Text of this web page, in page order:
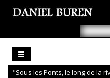
"Sous les Ponts, le long de la